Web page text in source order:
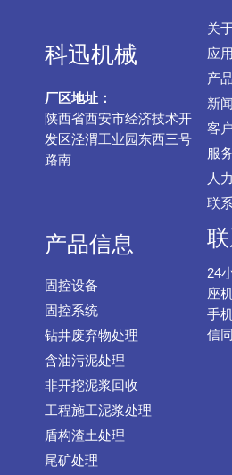
科迅机械
厂区地址：
陕西省西安市经济技术开
发区泾渭工业园东西三号
路南
关
应
产
新
客
服
人
联
产品信息
固控设备
固控系统
钻井废弃物处理
含油污泥处理
非开挖泥浆回收
工程施工泥浆处理
盾构渣土处理
尾矿处理
24
座
手
信